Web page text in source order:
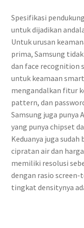
Spesifikasi
untuk dijadikan
Untuk urusan
prima, Samsung
dan face recognition
untuk keamaan
mengandalkan fitur
pattern, dan
Samsung juga punya
yang punya chipset
Keduanya juga
cipratan air dan
memiliki resolusi
dengan rasio screen-
tingkat densitynya